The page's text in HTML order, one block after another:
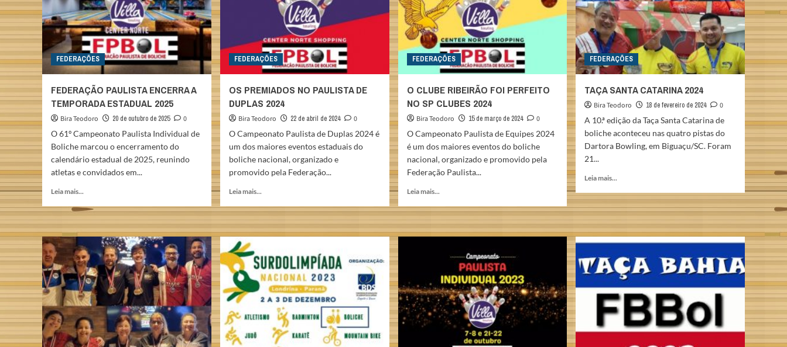
FEDERAÇÕES
FEDERAÇÃO PAULISTA ENCERRA A
TEMPORADA ESTADUAL 2025
Bira Teodoro 20 de outubro de 2025
0
O 61º Campeonato Paulista Individual de
Boliche marcou o encerramento do
calendário estadual de 2025, reunindo
atletas e convidados em...
Leia mais...
about
FEDERAÇÃO
PAULISTA
ENCERRA
A
TEMPORADA
ESTADUAL
2025
FEDERAÇÕES
OS PREMIADOS NO PAULISTA DE
DUPLAS 2024
Bira Teodoro 22 de abril de 2024
0
O Campeonato Paulista de Duplas 2024 é
um dos maiores eventos estaduais do
boliche nacional, organizado e
promovido pela Federação...
Leia mais...
about
OS
PREMIADOS
PAULISTA
DE
DUPLAS
2024
FEDERAÇÕES
O CLUBE RIBEIRÃO FOI PERFEITO
NO SP CLUBES 2024
Bira Teodoro 15 de março de 2024
0
O Campeonato Paulista de Equipes 2024
é um dos maiores eventos do boliche
nacional, organizado e promovido pela
Federação Paulista...
Leia mais...
about
O
CLUBE
FOI
PERFEITO
NO
SP
CLUBES
2024
FEDERAÇÕES
TAÇA SANTA CATARINA 2024
Bira Teodoro 18 de fevereiro de 2024
0
A 10.ª edição da Taça Santa Catarina de
boliche aconteceu nas quatro pistas do
Dartora Bowling, em Biguaçu/SC. Foram
21...
Leia mais...
about
TAÇA
CATARINA
2024